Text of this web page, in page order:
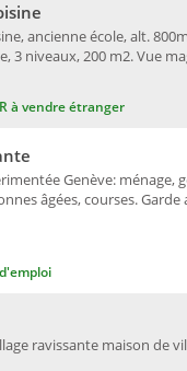
à vendre étranger
ancienne école, alt.
3 niveaux, 200 m2. Vue
Genève:
âgées, courses.
ravissante maison de